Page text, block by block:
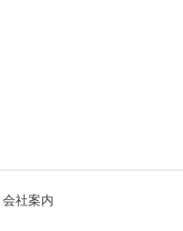
会社案内